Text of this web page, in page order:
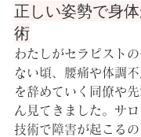
正しい姿勢で身
術
わたしがセラピスト
ない頃、腰痛や体調
を辞めていく同僚や
ん見てきました。サ
技術で障害が起こる